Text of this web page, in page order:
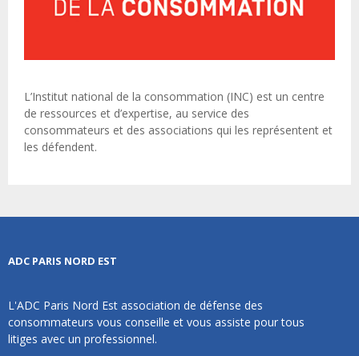
L’Institut national de la consommation (INC) est un centre
de ressources et d’expertise, au service des
consommateurs et des associations qui les représentent et
les défendent.
ADC PARIS NORD EST
L'ADC Paris Nord Est association de défense des
consommateurs vous conseille et vous assiste pour tous
litiges avec un professionnel.